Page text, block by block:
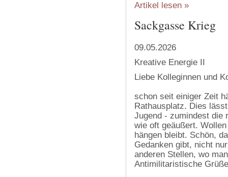
Artikel lesen »
Sackgasse Krieg
09.05.2026
Kreative Energie II
Liebe Kolleginnen und
schon seit einiger Zeit
Rathausplatz. Dies
Jugend - zumindest
wie oft geäußert.
hängen bleibt. Schön,
Gedanken gibt, nicht
anderen Stellen, wo
Antimilitaristische